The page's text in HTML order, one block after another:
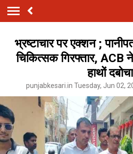
भ्रष्टाचार पर एक्शन ;
चिकित्सक गिरफ्तार, ACB
हाथों दबोचा
punjabkesari.in Tuesday, Jun 02,